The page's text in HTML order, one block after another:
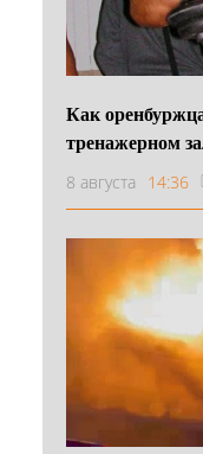
Как
тренажерном
8 августа 14:36